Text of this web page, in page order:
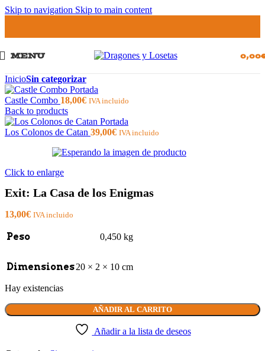
Skip to navigation Skip to main content
MENU 0,00
InicioSin categorizar
Castle Combo 18,00€ IVA incluido
Back to products
Los Colonos de Catan 39,00€ IVA incluido
Click to enlarge
Exit: La Casa de los Enigmas
13,00€ IVA incluido
Peso 0,450 kg
Dimensiones20 × 2 × 10 cm
Hay existencias
AÑADIR AL CARRITO
Añadir a la lista de deseos